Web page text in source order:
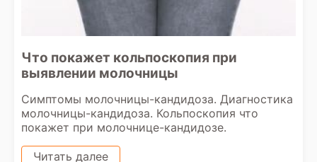
Что покажет кольпоскопия при
выявлении молочницы
Симптомы молочницы-кандидоза. Диагностика
молочницы-кандидоза. Кольпоскопия что
покажет при молочнице-кандидозе.
Читать далее